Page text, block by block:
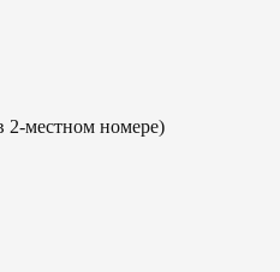
местном номере)